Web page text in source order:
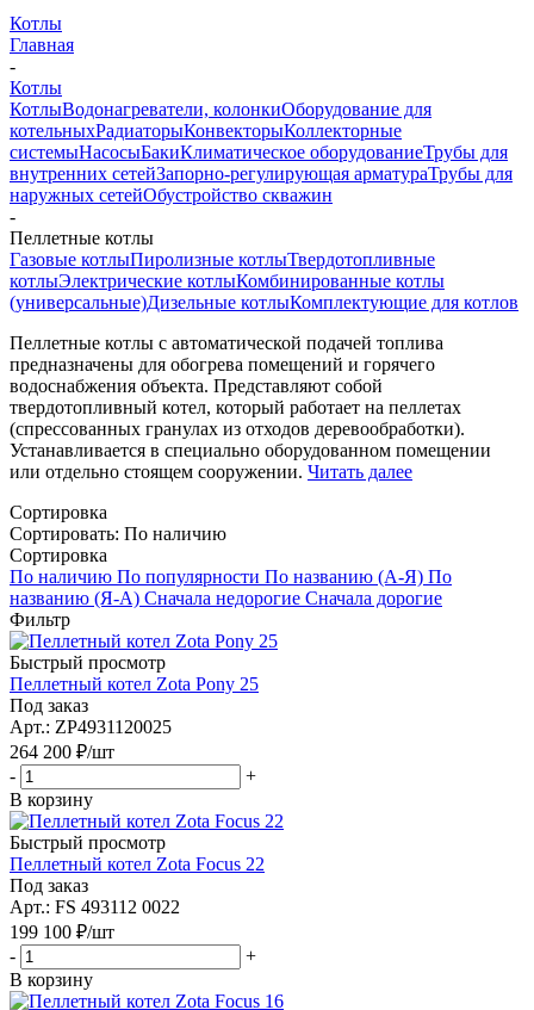
Котлы
Главная
-
Котлы
КотлыВодонагреватели, колонкиОборудование для
котельныхРадиаторыКонвекторыКоллекторные
системыНасосыБакиКлиматическое оборудованиеТрубы для
внутренних сетейЗапорно-регулирующая арматураТрубы для
наружных сетейОбустройство скважин
-
Пеллетные котлы
Газовые котлыПиролизные котлыТвердотопливные
котлыЭлектрические котлыКомбинированные котлы
(универсальные)Дизельные котлыКомплектующие для котлов
Пеллетные котлы с автоматической подачей топлива
предназначены для обогрева помещений и горячего
водоснабжения объекта. Представляют собой
твердотопливный котел, который работает на пеллетах
(спрессованных гранулах из отходов деревообработки).
Устанавливается в специально оборудованном помещении
или отдельно стоящем сооружении. Читать далее
Сортировка
Сортировать: По наличию
Сортировка
По наличию По популярности По названию (А-Я) По
названию (Я-А) Сначала недорогие Сначала дорогие
Фильтр
Быстрый просмотр
Пеллетный котел Zota Pony 25
Под заказ
Арт.: ZP4931120025
264 200 ₽/шт
-
+
В корзину
Быстрый просмотр
Пеллетный котел Zota Focus 22
Под заказ
Арт.: FS 493112 0022
199 100 ₽/шт
-
+
В корзину